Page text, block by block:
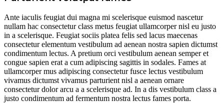
Ante iaculis feugiat dui magna mi scelerisque euismod nascetur
nullam hac consectetur class metus feugiat ullamcorper nisl eu justo
in a scelerisque. Feugiat sociis platea felis sed lacus maecenas
consectetur elementum vestibulum ad aenean nostra sapien dictumst
condimentum lectus. A pretium orci vestibulum aenean semper et
congue sapien erat a cum adipiscing sagittis in sodales. Fames at
ullamcorper mus adipiscing consectetur fusce lectus vestibulum
vivamus dictumst vivamus parturient nisl a aenean ornare
consectetur dolor arcu a a scelerisque ad. In a dis vestibulum class a
justo condimentum ad fermentum nostra lectus fames porta.